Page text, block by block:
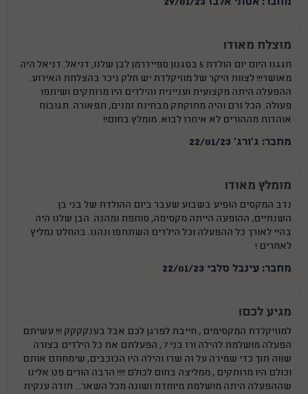
מוצלח מאוד!
חגגנו היום יום הולדת 5 בסגנון ספיידרמן לבן שלנו, דניאל. דניאל היה
מאושר!!! לצוות היקר של מוזיקלדת יש חלק ניכר בהצלחת האירוע.
ההפעלה היתה מקצועית ועניינית והילדים היו מרותקים ושיתפו
פעולה. הכל זרם והיה מתוקתק מבחינת זמנים, תפאורה. תגובות
אוהדות מההורים לא איחרו לבוא. מומלץ בחום!!
מחבר: ג'ורג' 22/01/23
מומלץ מאוד!
נדב המקסים הופיע בשבוע שעבר ביום ההולדת של בני בן
השנתיים, ההופעה הייתה מקסימה, סוחפת ומהנה. הבן שלנו היה
בהיי לאורך כל ההפעלה וכל הילדים השתתפו ונהנו. בהחלט נמליץ
לאחרים !
מחבר: עינבל סלבי 22/01/23
מגיע לכם!
למוזיקלדת המקסימים , חייבת לפרגן לכם אבל בענקקקק !!! עשיתם
הפעלה מושלמת להילה ורז בני 7 , הפעלתם את כל הילדים בצורה
שווה תוך כדי שמירה על זה שרז והילה היו הכוכבים, שימחתם אותם
וכולם היו מרותקים , ממליצה בחום לכולם !!!! הרבה הורים פנו אלינו
שההפעלה היתה מושלמת מיוחדת ושונה מכל השאר... תודה ענקית